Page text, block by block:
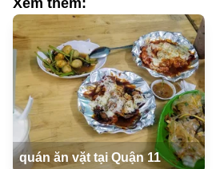
Xem thêm:
quán ăn vặt tại Quận 11